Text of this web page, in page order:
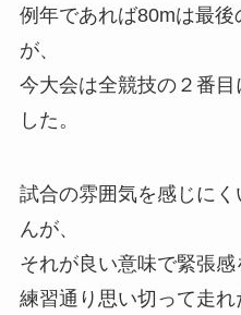
例年であれば80mは最
が、
今大会は全競技の２番
した。
試合の雰囲気を感じに
んが、
それが良い意味で緊張感
練習通り思い切って走れ